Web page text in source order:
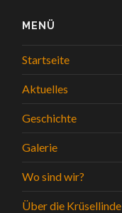
MENÜ
Startseite
Aktuelles
Geschichte
Galerie
Wo sind wir?
Über die Krüsellinde